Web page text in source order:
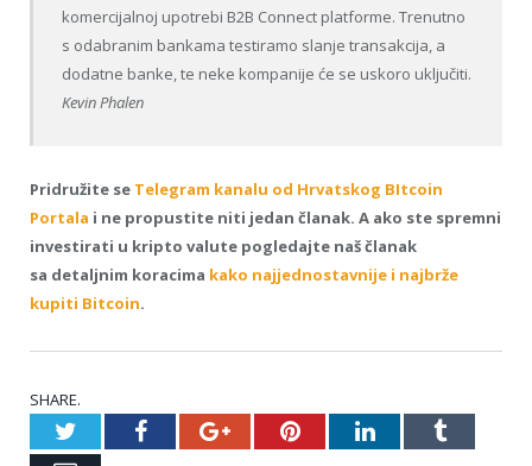
komercijalnoj upotrebi B2B Connect platforme. Trenutno
s odabranim bankama testiramo slanje transakcija, a
dodatne banke, te neke kompanije će se uskoro uključiti.
Kevin Phalen
Pridružite se Telegram kanalu od Hrvatskog BItcoin
Portala i ne propustite niti jedan članak. A ako ste spremni
investirati u kripto valute pogledajte naš članak
sa detaljnim koracima kako najjednostavnije i najbrže
kupiti Bitcoin.
SHARE.
TwitterFacebookGoogle+PinterestLinkedInTumblr